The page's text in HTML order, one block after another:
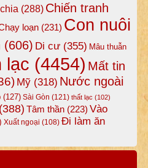
(288) Chiến tranh
loạn(231) Con nuôi
(606) Di cư(355) Mâu thuẫn
lạc (4454) Mất tin
Mỹ(318) Nước ngoài
(127) Sài Gòn (121) thất lạc (102)
Tâm thần(223) Vào
Xuất ngoại (108) Đi làm ăn